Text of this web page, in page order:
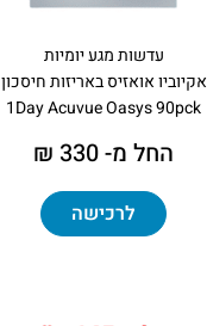
עדשות מגע יומיות
אקיוביו אואזיס באריזות חיסכון
1Day Acuvue Oasys 90pck
החל מ- 330 ₪
לרכישה